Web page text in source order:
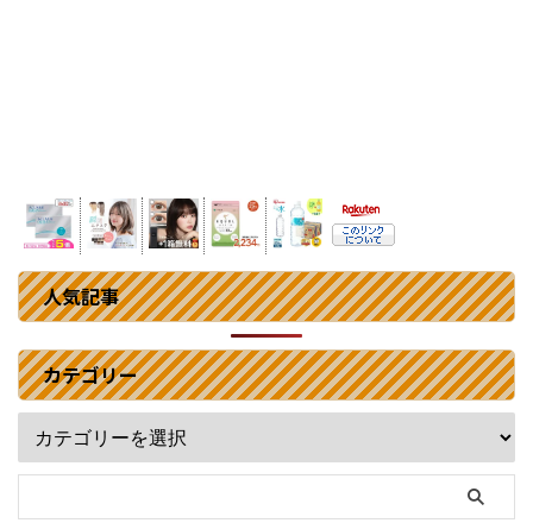
人気記事
カテゴリー